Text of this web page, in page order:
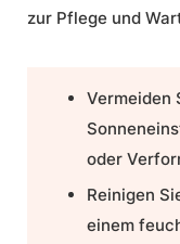
zur Pflege und
Vermeiden
oder
Reinigen
einem